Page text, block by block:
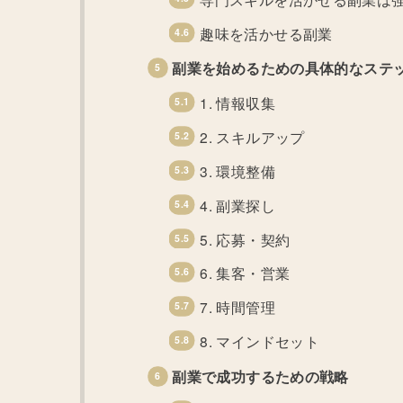
趣味を活かせる副業
副業を始めるための具体的なステ
1. 情報収集
2. スキルアップ
3. 環境整備
4. 副業探し
5. 応募・契約
6. 集客・営業
7. 時間管理
8. マインドセット
副業で成功するための戦略